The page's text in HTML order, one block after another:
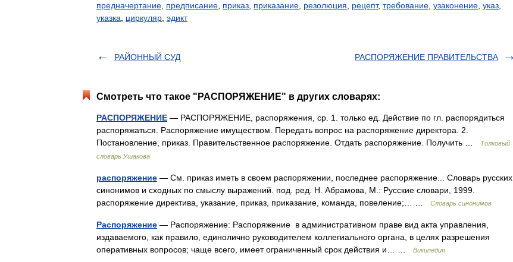
предначертание предписание приказ приказание резолюция рецепт, требование узаконение указ
указка
циркуляр эдикт
РАЙОННЫЙ СУД РАСПОРЯЖЕНИЕ ПРАВИТЕЛЬСТВА
Смотреть что такое "РАСПОРЯЖЕНИЕ" в других словарях:
РАСПОРЯЖЕНИЕ — РАСПОРЯЖЕНИЕ, распоряжения, ср. 1. только ед. Действие по гл. распорядиться
распоряжаться. Распоряжение имуществом. Передать вопрос на распоряжение директора. 2.
Постановление, приказ. Правительственное распоряжение. Отдать распоряжение. Получить …
Толковый
словарь Ушакова
распоряжение — См. приказ иметь в своем распоряжении, последнее распоряжение... Словарь русских
синонимов и сходных по смыслу выражений. под. ред. Н. Абрамова, М.: Русские словари, 1999.
распоряжение директива, указание, приказ, приказание, команда, повеление;… …
Словарь синонимов
Распоряжение — Распоряжение: Распоряжение в административном праве вид акта управления,
издаваемого, как правило, единолично руководителем коллегиального органа, в целях разрешения
оперативных вопросов; чаще всего, имеет ограниченный срок действия и… …
Википедия